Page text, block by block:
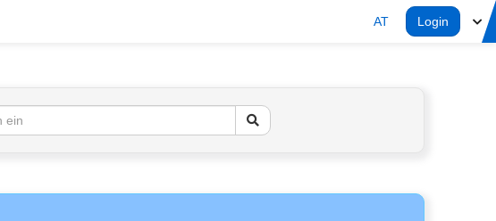
AT Login